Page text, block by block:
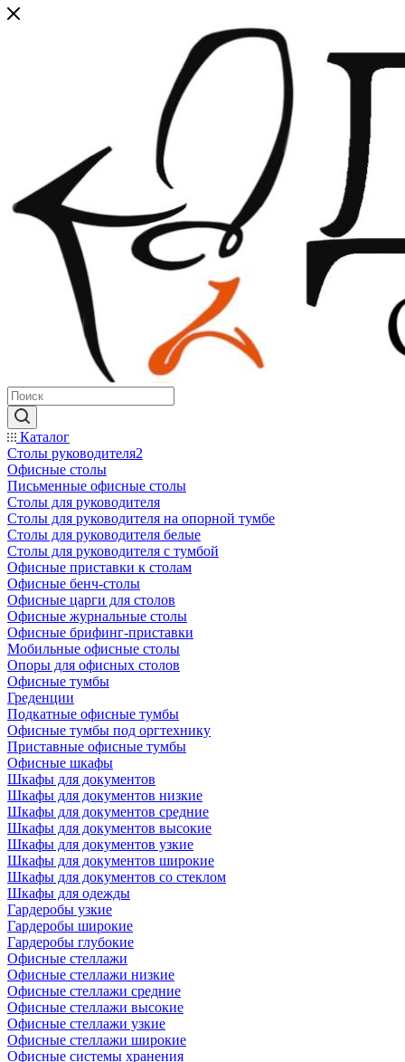
Каталог
Столы руководителя2
Офисные столы
Письменные офисные столы
Столы для руководителя
Столы для руководителя на опорной тумбе
Столы для руководителя белые
Столы для руководителя с тумбой
Офисные приставки к столам
Офисные бенч-столы
Офисные царги для столов
Офисные журнальные столы
Офисные брифинг-приставки
Мобильные офисные столы
Опоры для офисных столов
Офисные тумбы
Греденции
Подкатные офисные тумбы
Офисные тумбы под оргтехнику
Приставные офисные тумбы
Офисные шкафы
Шкафы для документов
Шкафы для документов низкие
Шкафы для документов средние
Шкафы для документов высокие
Шкафы для документов узкие
Шкафы для документов широкие
Шкафы для документов со стеклом
Шкафы для одежды
Гардеробы узкие
Гардеробы широкие
Гардеробы глубокие
Офисные стеллажи
Офисные стеллажи низкие
Офисные стеллажи средние
Офисные стеллажи высокие
Офисные стеллажи узкие
Офисные стеллажи широкие
Офисные системы хранения